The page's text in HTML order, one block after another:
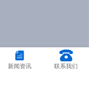
新闻资讯 联系我们